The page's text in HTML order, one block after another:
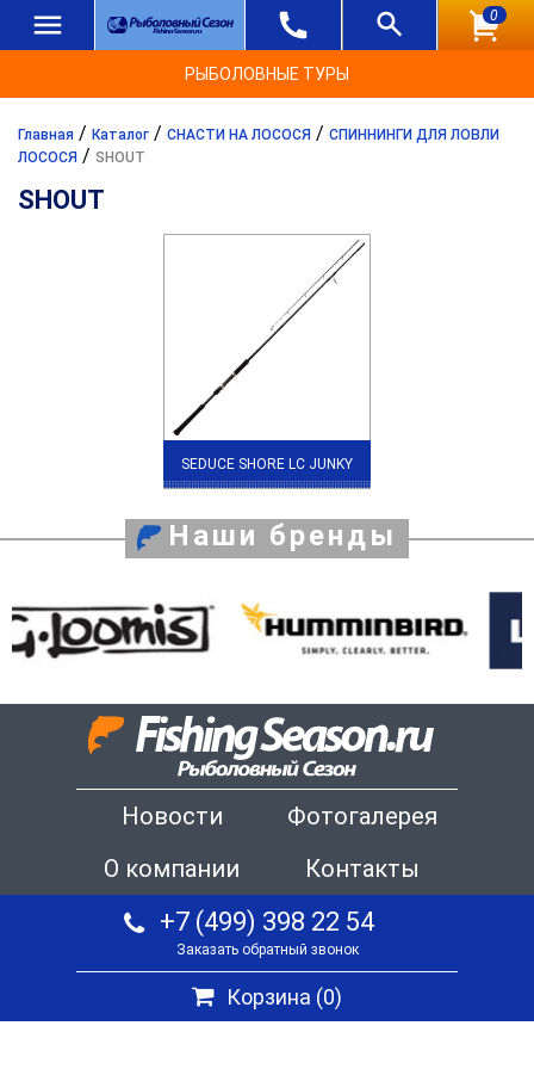
0
РЫБОЛОВНЫЕ ТУРЫ
Главная / Каталог / СНАСТИ НА ЛОСОСЯ / СПИННИНГИ ДЛЯ ЛОВЛИ
ЛОСОСЯ / SHOUT
SHOUT
SEDUCE SHORE LC JUNKY
Наши бренды
Новости
Фотогалерея
О компании
Контакты
+7 (499) 398 22 54
Заказать обратный звонок
Корзина (0)